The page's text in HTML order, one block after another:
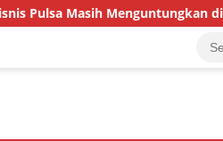
Menguntungkan di Tahun 2025